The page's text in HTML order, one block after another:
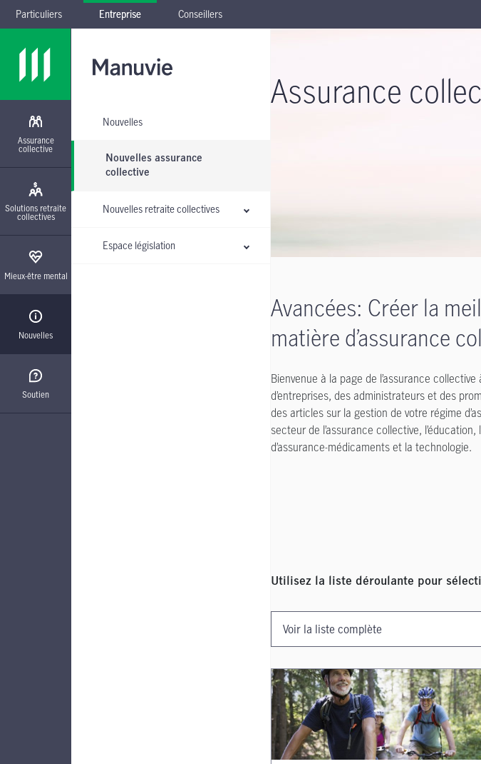
Passer à la navigation principale
Passer au contenu principal
Passer au pied de page
Particuliers Entreprise Conseillers
Assurance
collective
Solutions retraite
collectives
Mieux-être mental
Nouvelles
Nouvelles
Nouvelles assurance
collective
Nouvelles retraite collectives
Espace législation
Soutien
Assurance
Avancées: Créer la
matière d’assurance
Bienvenue à la page de l’assurance
d’entreprises, des administrateurs et des
des articles sur la gestion de votre régime
secteur de l’assurance collective,
d’assurance-médicaments et la technologie.
Utilisez la liste déroulante pour